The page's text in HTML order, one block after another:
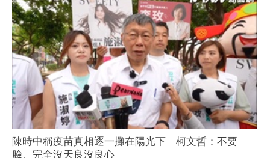
陳時中稱疫苗真相逐一攤在陽光下 柯文哲：不要
臉、完全沒天良沒良心